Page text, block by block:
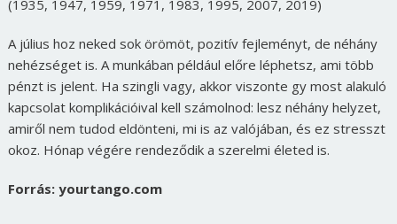
(1935, 1947, 1959, 1971, 1983, 1995, 2007, 2019)
A július hoz neked sok örömöt, pozitív fejleményt, de néhány
nehézséget is. A munkában például előre léphetsz, ami több
pénzt is jelent. Ha szingli vagy, akkor viszonte gy most alakuló
kapcsolat komplikációival kell számolnod: lesz néhány helyzet,
amiről nem tudod eldönteni, mi is az valójában, és ez stresszt
okoz. Hónap végére rendeződik a szerelmi életed is.
Forrás: yourtango.com